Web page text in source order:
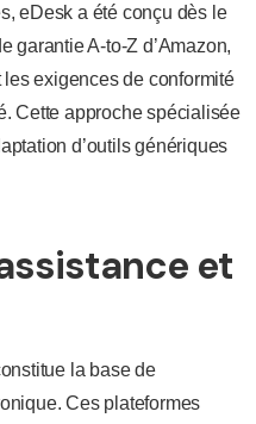
eDesk a été conçu dès le
garantie A-to-Z d’Amazon,
les exigences de conformité
Cette approche spécialisée
d’outils génériques
et
la base de
Ces plateformes